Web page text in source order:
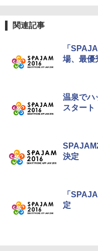
関連記事
「
場、最優
温泉でハ
スタート
決定
「
定